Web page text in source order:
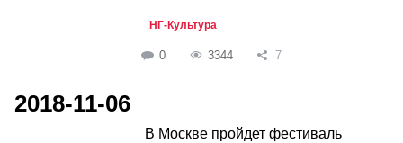
НГ-Культура
0 3344 7
2018-11-06
В Москве пройдет фестиваль